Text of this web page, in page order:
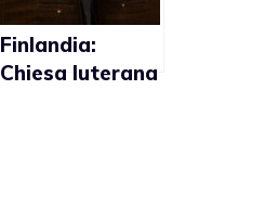
Finlandia:
Chiesa luterana